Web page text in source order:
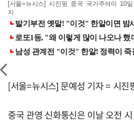
[서울=뉴시스] 시진핑 중국 국가주석이 10
지
[서울=뉴시스] 문예성 기자 = 시
중국 관영 신화통신은 이날 오전